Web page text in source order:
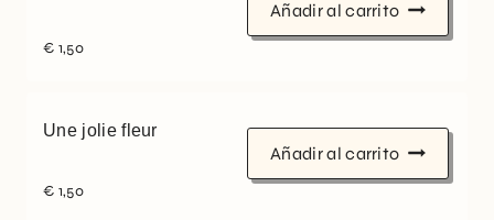
€ 1,50
Añadir al carrito
Une jolie fleur
€ 1,50
Añadir al carrito